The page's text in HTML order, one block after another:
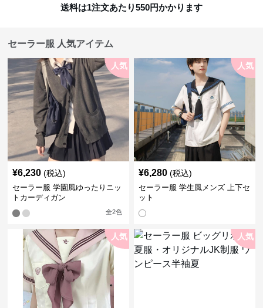
送料は1注文あたり550円かかります
セーラー服 人気アイテム
人気
¥6,230 (税込)
セーラー服 学園風ゆったりニッ
トカーディガン
全2色
人気
¥6,280 (税込)
セーラー服 学生風メンズ 上下セ
ット
人気 人気